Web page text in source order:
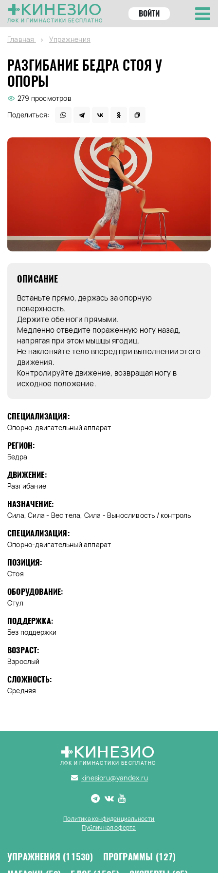
КИНЕЗИО
ЛФК И ГИМНАСТИКИ БЕСПЛАТНО
ВОЙТИ
Главная Упражнения
РАЗГИБАНИЕ БЕДРА СТОЯ У
ОПОРЫ
279 просмотров
Поделиться:
ОПИСАНИЕ
Встаньте прямо, держась за опорную
поверхность.
Держите обе ноги прямыми.
Медленно отведите пораженную ногу назад,
напрягая при этом мышцы ягодиц.
Не наклоняйте тело вперед при выполнении этого
движения.
Контролируйте движение, возвращая ногу в
исходное положение.
СПЕЦИАЛИЗАЦИЯ:
Опорно-двигательный аппарат
РЕГИОН:
Бедра
ДВИЖЕНИЕ:
Разгибание
НАЗНАЧЕНИЕ:
Сила, Сила - Вес тела, Сила - Выносливость / контроль
СПЕЦИАЛИЗАЦИЯ:
Опорно-двигательный аппарат
ПОЗИЦИЯ:
Стоя
ОБОРУДОВАНИЕ:
Стул
ПОДДЕРЖКА:
Без поддержки
ВОЗРАСТ:
Взрослый
СЛОЖНОСТЬ:
Средняя
КИНЕЗИО
ЛФК И ГИМНАСТИКИ БЕСПЛАТНО
kinesioru@yandex.ru
Политика конфиденциальности
Публичная оферта
УПРАЖНЕНИЯ (11530) ПРОГРАММЫ (127)